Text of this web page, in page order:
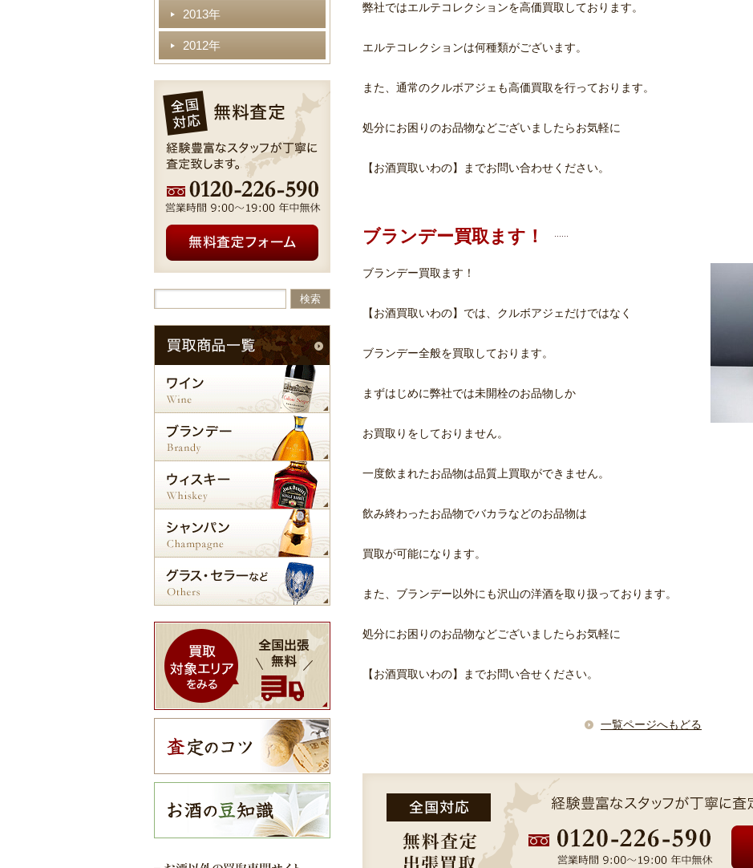
弊社ではエルテコレクションを高価買取しております。
エルテコレクションは何種類がございます。
また、通常のクルボアジェも高価買取を行っております。
処分にお困りのお品物などございましたらお気軽に
【お酒買取いわの】までお問い合わせください。
ブランデー買取ます！
ブランデー買取ます！
【お酒買取いわの】では、クルボアジェだけではなく
ブランデー全般を買取しております。
まずはじめに弊社では未開栓のお品物しか
お買取りをしておりません。
一度飲まれたお品物は品質上買取ができません。
飲み終わったお品物でバカラなどのお品物は
買取が可能になります。
また、ブランデー以外にも沢山の洋酒を取り扱っております。
処分にお困りのお品物などございましたらお気軽に
【お酒買取いわの】までお問い合せください。
一覧ページへもどる
2013年
2012年